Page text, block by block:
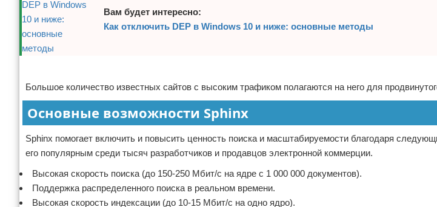
Вам будет интересно:
Как отключить DEP в Windows 10 и ниже: основные методы
Большое количество известных сайтов с высоким трафиком полагаются на него для
Основные возможности Sphinx
Sphinx помогает включить и повысить ценность поиска и масштабируемости благодаря
его популярным среди тысяч разработчиков и продавцов электронной коммерции.
Высокая скорость поиска (до 150-250 Мбит/с на ядре с 1 000 000 документов).
Поддержка распределенного поиска в реальном времени.
Высокая скорость индексации (до 10-15 Мбит/с на одно ядро).